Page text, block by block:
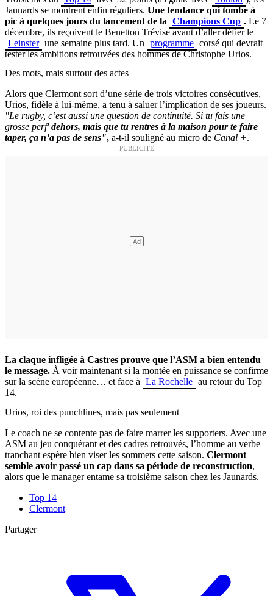
Jaunards se montrent enfin réguliers. Une tendance qui tombe à
pic à quelques jours du lancement de la Champions Cup . Le 7
décembre, ils reçoivent le Benetton Trévise avant d’aller défier le
Leinster une semaine plus tard. Un programme corsé qui devrait
tester les ambitions retrouvées des hommes de Christophe Urios.
Des mots, mais surtout des actes
Alors que Clermont sort d’une série de trois victoires consécutives,
Urios, fidèle à lui-même, a tenu à saluer l’implication de ses joueurs.
"Le rugby, c’est aussi une question de continuité. Si tu fais une
grosse perf'dehors, mais que tu rentres à la maison pour te faire
taper, ça n’a pas de sens", a-t-il souligné au micro de Canal +.
La claque infligée à Castres prouve que l’ASM a bien entendu
le message. À voir maintenant si la montée en puissance se confirme
sur la scène européenne… et face à La Rochelle au retour du Top
14.
Urios, roi des punchlines, mais pas seulement
Le coach ne se contente pas de faire marrer les supporters. Avec une
ASM au jeu conquérant et des cadres retrouvés, l’homme au verbe
tranchant espère bien viser les sommets cette saison. Clermont
semble avoir passé un cap dans sa période de reconstruction,
alors que le manager entame sa troisième saison chez les Jaunards.
Top 14
Clermont
Partager